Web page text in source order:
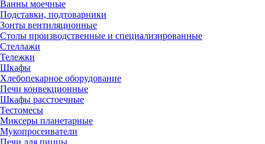
Ванны моечные
Подставки, подтоварники
Зонты вентиляционные
Столы производственные и специализированные
Стеллажи
Тележки
Шкафы
Хлебопекарное оборудование
Печи конвекционные
Шкафы расстоечные
Тестомесы
Миксеры планетарные
Мукопросеиватели
Печи для пиццы